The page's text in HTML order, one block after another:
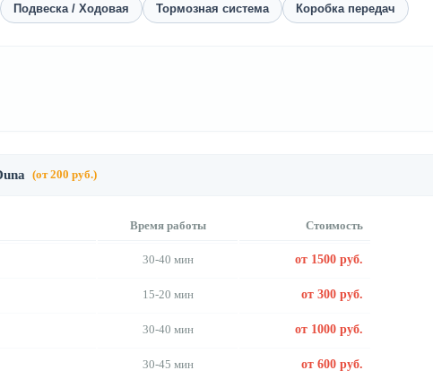
Подвеска / Ходовая Тормозная система Коробка передач
(от 200 руб.)
Время работы Стоимость
30-40 мин от 1500 руб.
15-20 мин от 300 руб.
30-40 мин от 1000 руб.
30-45 мин от 600 руб.